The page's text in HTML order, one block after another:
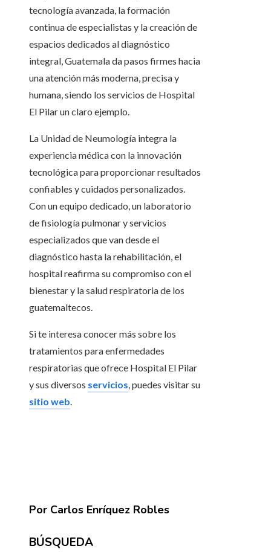
tecnología avanzada, la formación
continua de especialistas y la creación de
espacios dedicados al diagnóstico
integral, Guatemala da pasos firmes hacia
una atención más moderna, precisa y
humana, siendo los servicios de Hospital
El Pilar un claro ejemplo.
La Unidad de Neumología integra la
experiencia médica con la innovación
tecnológica para proporcionar resultados
confiables y cuidados personalizados.
Con un equipo dedicado, un laboratorio
de fisiología pulmonar y servicios
especializados que van desde el
diagnóstico hasta la rehabilitación, el
hospital reafirma su compromiso con el
bienestar y la salud respiratoria de los
guatemaltecos.
Si te interesa conocer más sobre los
tratamientos para enfermedades
respiratorias que ofrece Hospital El Pilar
y sus diversos servicios, puedes visitar su
sitio web.
Por Carlos Enríquez Robles
BÚSQUEDA